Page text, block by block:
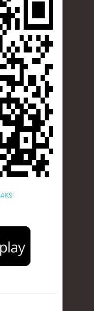
app-store.png